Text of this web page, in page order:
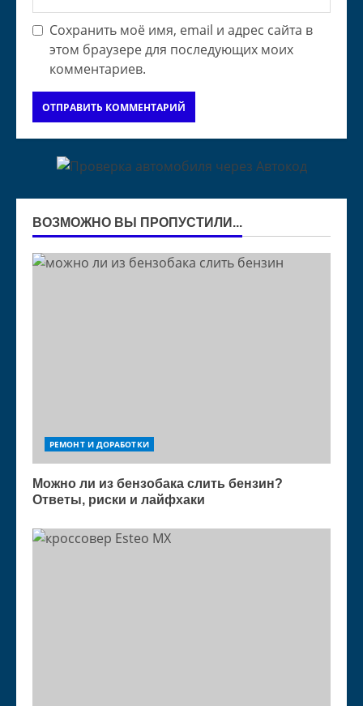
Сохранить моё имя, email и адрес сайта в
этом браузере для последующих моих
комментариев.
ВОЗМОЖНО ВЫ ПРОПУСТИЛИ...
РЕМОНТ И ДОРАБОТКИ
Можно ли из бензобака слить бензин?
Ответы, риски и лайфхаки